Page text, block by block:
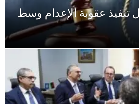
تنفيذ عقوبة الإعدام وسط